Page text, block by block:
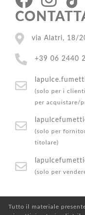
via Alatri, 18/
+39 06 2440
(solo per i
per acquistare/
(solo per
titolare)
(solo per
Tutto il materiale